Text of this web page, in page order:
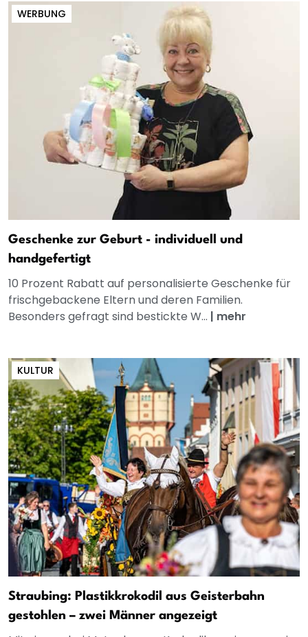
WERBUNG
Geschenke zur Geburt - individuell und
handgefertigt
10 Prozent Rabatt auf personalisierte Geschenke für
frischgebackene Eltern und deren Familien.
Besonders gefragt sind bestickte W... | mehr
KULTUR
Straubing: Plastikkrokodil aus Geisterbahn
gestohlen – zwei Männer angezeigt